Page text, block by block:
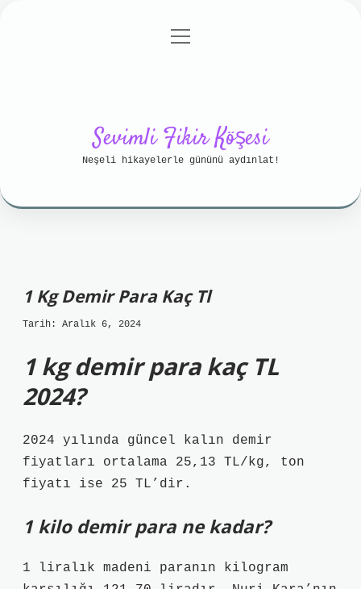
Gizlilik Politikası
menüyü
Sevimli Fikir Köşesi
Neşeli hikayelerle gününü aydınlat!
1 Kg Demir Para Kaç Tl
Tarih: Aralık 6, 2024
1 kg demir para kaç TL
2024?
2024 yılında güncel kalın demir
fiyatları ortalama 25,13 TL/kg, ton
fiyatı ise 25 TL’dir.
1 kilo demir para ne kadar?
1 liralık madeni paranın kilogram